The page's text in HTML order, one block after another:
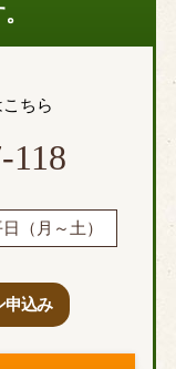
ちら
118
（月～土）
申込み